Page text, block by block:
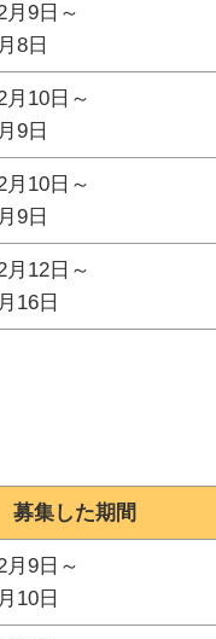
月9日～
8日
月10日～
9日
月10日～
9日
月12日～
16日
募集した期間
月9日～
10日